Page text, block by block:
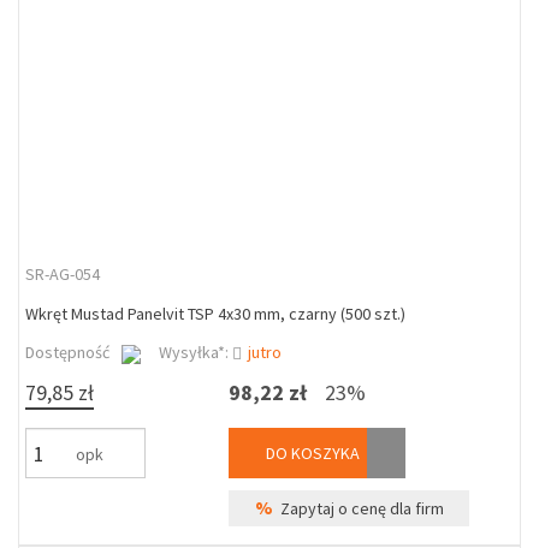
SR-AG-054
Wkręt Mustad Panelvit TSP 4x30 mm, czarny (500 szt.)
Dostępność
Wysyłka*: jutro
79,85 zł
opk
98,22 zł 23%
DO KOSZYKA
% Zapytaj o cenę dla firm